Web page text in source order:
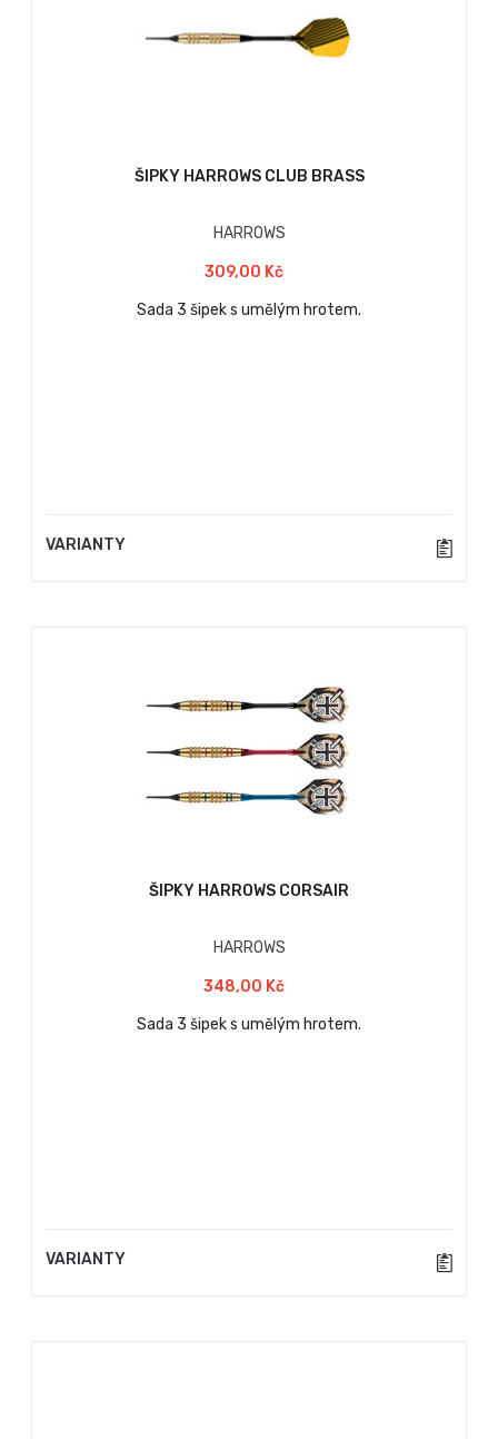
ŠIPKY HARROWS CLUB BRASS
HARROWS
309,00 Kč
Sada 3 šipek s umělým hrotem.
VARIANTY
ŠIPKY HARROWS CORSAIR
HARROWS
348,00 Kč
Sada 3 šipek s umělým hrotem.
VARIANTY